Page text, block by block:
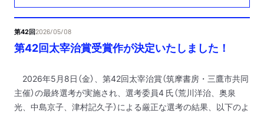
第42回2026/05/08
第42回太宰治賞受賞作が決定いたしました！
2026年5月8日（金）、第42回太宰治賞（筑摩書房・三鷹市共同
主催）の最終選考が実施され、選考委員4 氏（荒川洋治、奥泉
光、中島京子、津村記久子）による厳正な選考の結果、以下のよ